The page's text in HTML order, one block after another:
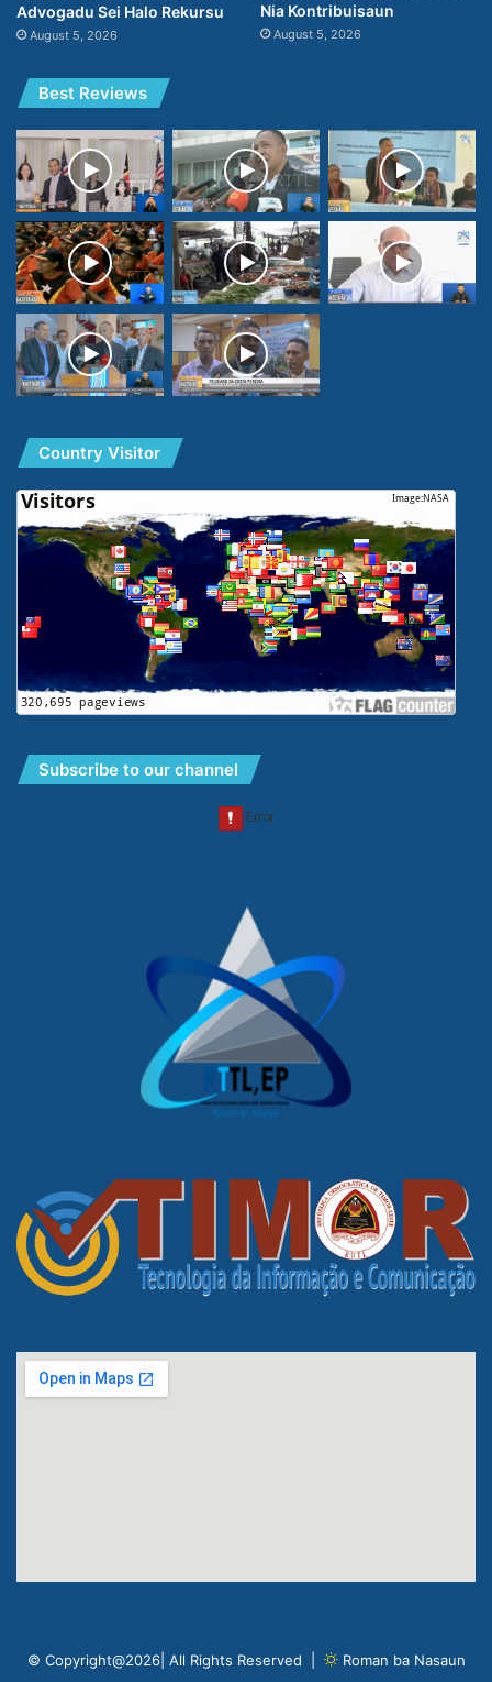
Advogadu Sei Halo Rekursu
August 5, 2026
Nia Kontribuisaun
August 5, 2026
Best Reviews
Country Visitor
Subscribe to our channel
© Copyright@2026| All Rights Reserved | Roman ba Nasaun